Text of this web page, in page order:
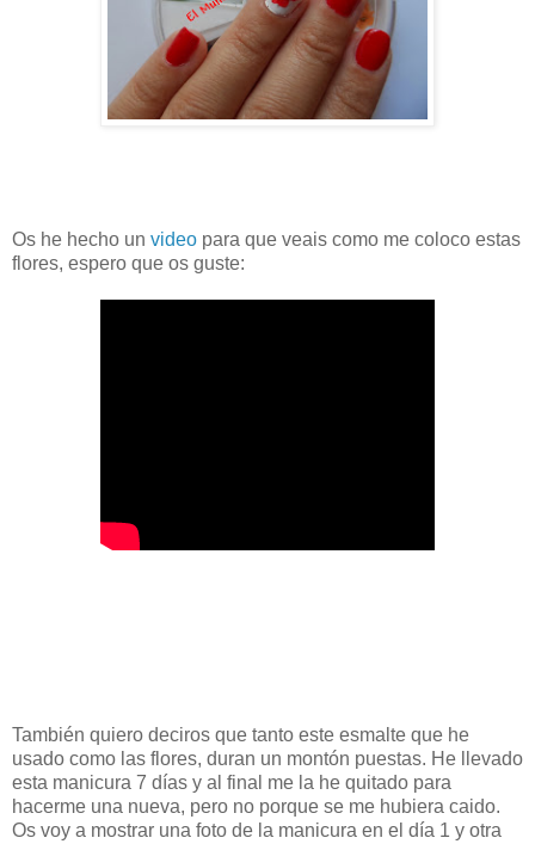
Os he hecho un video para que veais como me coloco estas
flores, espero que os guste:
También quiero deciros que tanto este esmalte que he
usado como las flores, duran un montón puestas. He llevado
esta manicura 7 días y al final me la he quitado para
hacerme una nueva, pero no porque se me hubiera caido.
Os voy a mostrar una foto de la manicura en el día 1 y otra